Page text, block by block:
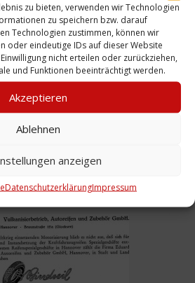
zu bieten, verwenden wir Technologien
zu speichern bzw. darauf
Technologien zustimmen, können wir
oder eindeutige IDs auf dieser Website
nicht erteilen oder zurückziehen,
und Funktionen beeinträchtigt werden.
Akzeptieren
Ablehnen
anzeigen
DatenschutzerklärungImpressum
Wilhelm-Bluhm-Straße /